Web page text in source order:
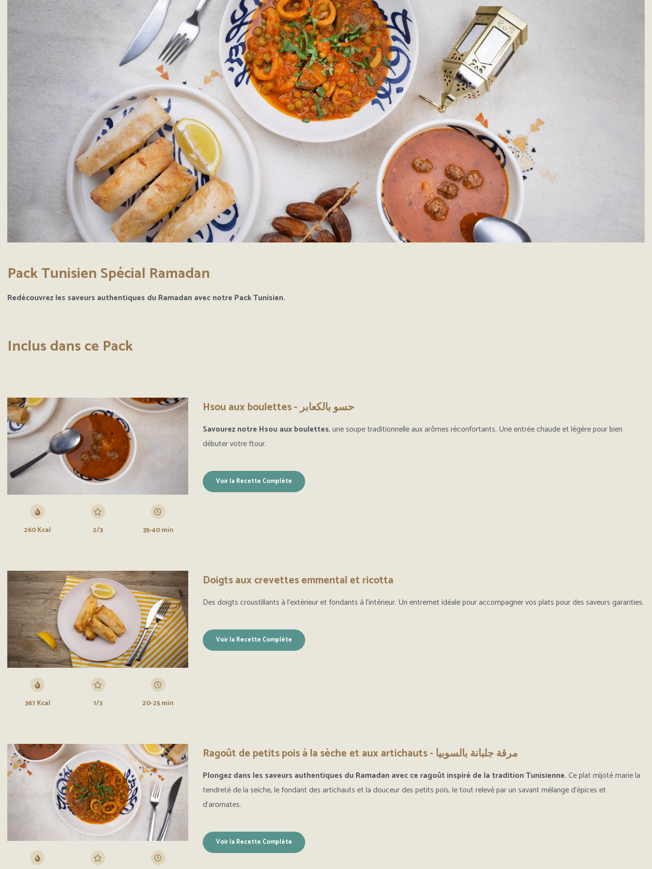
Pack Tunisien Spécial Ramadan
Redécouvrez les saveurs authentiques du Ramadan avec notre Pack Tunisien.
Inclus dans ce Pack
260 Kcal 2/3 35-40 min
Hsou aux boulettes - حسو بالكعابر
Savourez notre Hsou aux boulettes, une soupe traditionnelle aux arômes réconfortants. Une entrée chaude et légère pour bien
débuter votre ftour.
Voir la Recette Complète
367 Kcal 1/3 20-25 min
Doigts aux crevettes emmental et ricotta
Des doigts croustillants à l’extérieur et fondants à l’intérieur. Un entremet idéale pour accompagner vos plats pour des saveurs garanties.
Voir la Recette Complète
Ragoût de petits pois à la sèche et aux artichauts - مرقة جلبانة بالسوبيا
Plongez dans les saveurs authentiques du Ramadan avec ce ragoût inspiré de la tradition Tunisienne.Ce plat mijoté marie la
tendreté de la seiche, le fondant des artichauts et la douceur des petits pois, le tout relevé par un savant mélange d’épices et
d’aromates.
Voir la Recette Complète